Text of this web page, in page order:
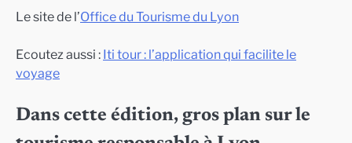
Le site de l’Office du Tourisme du Lyon
Ecoutez aussi : Iti tour : l’application qui facilite le
voyage
Dans cette édition, gros plan sur le